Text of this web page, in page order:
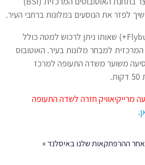
לפזר את הנוסעים במלונות ברחבי העיר.
כרטיס הפלייבאס+ (Flybus+) שאותו ניתן לרכוש למטה כולל
למבחר מלונות בעיר. האוטובוס
נסיעה משוער משדה התעופה למרכז
מרייקיאוויק חזרה לשדה התעופה
.
ההרפתקאות שלנו באיסלנד »